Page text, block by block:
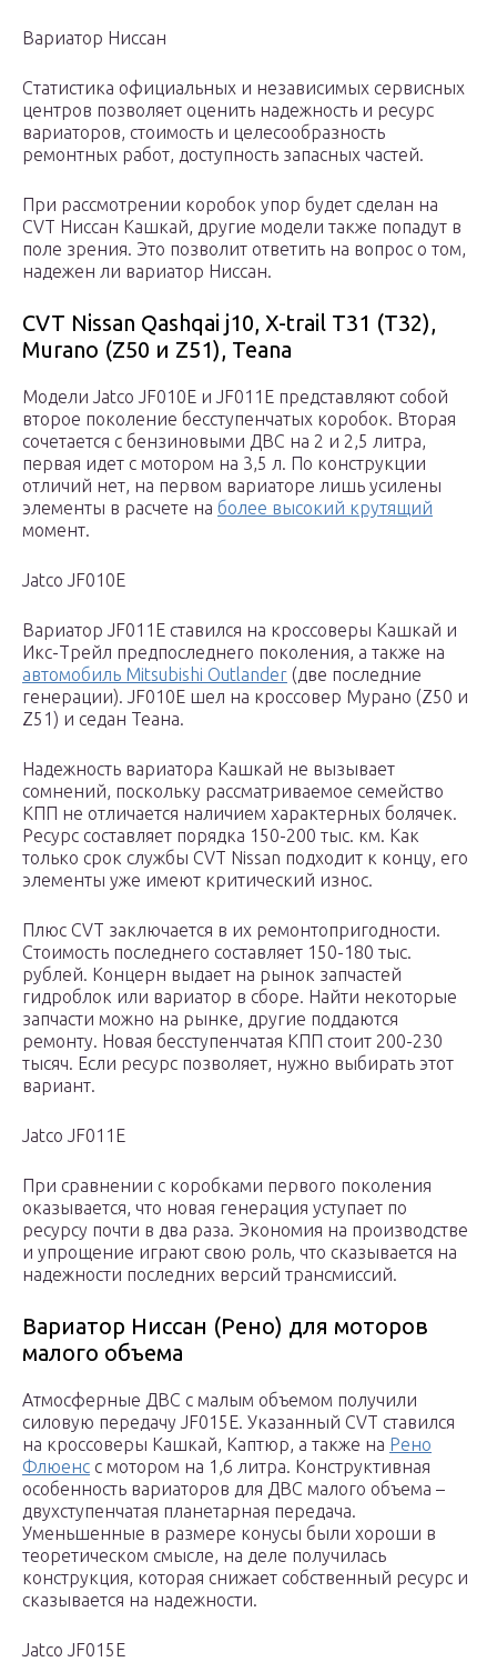
Вариатор Ниссан
Статистика официальных и независимых сервисных
центров позволяет оценить надежность и ресурс
вариаторов, стоимость и целесообразность
ремонтных работ, доступность запасных частей.
При рассмотрении коробок упор будет сделан на
CVT Ниссан Кашкай, другие модели также попадут в
поле зрения. Это позволит ответить на вопрос о том,
надежен ли вариатор Ниссан.
CVT Nissan Qashqai j10, X-trail T31 (T32),
Murano (Z50 и Z51), Teana
Модели Jatco JF010E и JF011E представляют собой
второе поколение бесступенчатых коробок. Вторая
сочетается с бензиновыми ДВС на 2 и 2,5 литра,
первая идет с мотором на 3,5 л. По конструкции
отличий нет, на первом вариаторе лишь усилены
элементы в расчете на более высокий крутящий
момент.
Jatco JF010E
Вариатор JF011E ставился на кроссоверы Кашкай и
Икс-Трейл предпоследнего поколения, а также на
автомобиль Mitsubishi Outlander (две последние
генерации). JF010E шел на кроссовер Мурано (Z50 и
Z51) и седан Теана.
Надежность вариатора Кашкай не вызывает
сомнений, поскольку рассматриваемое семейство
КПП не отличается наличием характерных болячек.
Ресурс составляет порядка 150-200 тыс. км. Как
только срок службы CVT Nissan подходит к концу, его
элементы уже имеют критический износ.
Плюс CVT заключается в их ремонтопригодности.
Стоимость последнего составляет 150-180 тыс.
рублей. Концерн выдает на рынок запчастей
гидроблок или вариатор в сборе. Найти некоторые
запчасти можно на рынке, другие поддаются
ремонту. Новая бесступенчатая КПП стоит 200-230
тысяч. Если ресурс позволяет, нужно выбирать этот
вариант.
Jatco JF011E
При сравнении с коробками первого поколения
оказывается, что новая генерация уступает по
ресурсу почти в два раза. Экономия на производстве
и упрощение играют свою роль, что сказывается на
надежности последних версий трансмиссий.
Вариатор Ниссан (Рено) для моторов
малого объема
Атмосферные ДВС с малым объемом получили
силовую передачу JF015E. Указанный CVT ставился
на кроссоверы Кашкай, Каптюр, а также на Рено
Флюенс с мотором на 1,6 литра. Конструктивная
особенность вариаторов для ДВС малого объема –
двухступенчатая планетарная передача.
Уменьшенные в размере конусы были хороши в
теоретическом смысле, на деле получилась
конструкция, которая снижает собственный ресурс и
сказывается на надежности.
Jatco JF015E